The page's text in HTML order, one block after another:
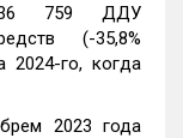
36 759 ДДУ
(-35,8%
2024-го, когда
2023 года